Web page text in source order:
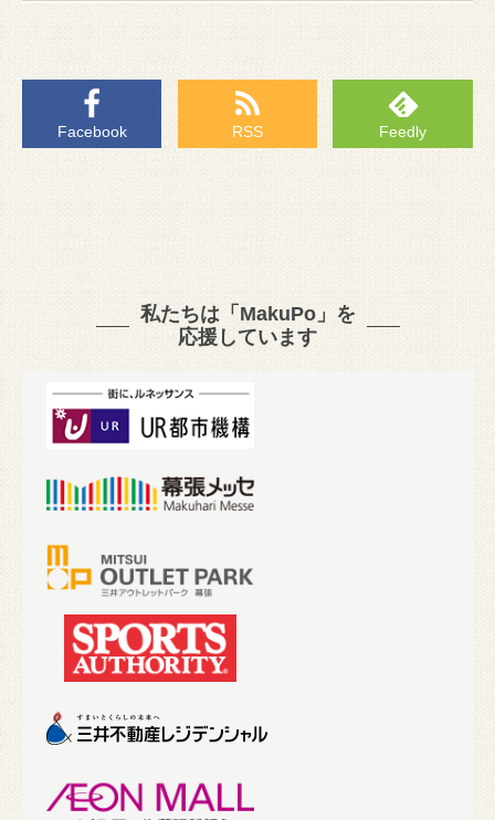
Facebook RSS Feedly
私たちは「MakuPo」を
応援しています